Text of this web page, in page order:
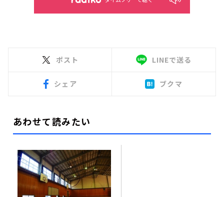
ポスト LINEで送る
シェア ブクマ
あわせて読みたい